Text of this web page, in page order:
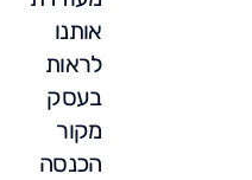
אותנו
לראות
בעסק
מקור
הכנסה